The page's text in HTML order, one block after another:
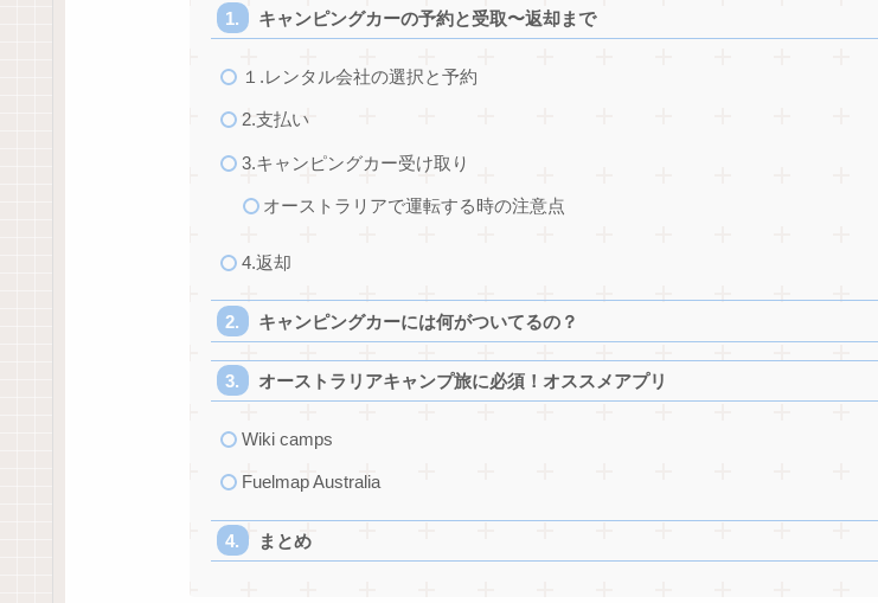
キャンピングカーの予約と受取〜返却まで
１.レンタル会社の選択と予約
2.支払い
3.キャンピングカー受け取り
オーストラリアで運転する時の注意点
4.返却
キャンピングカーには何がついてるの？
オーストラリアキャンプ旅に必須！オススメアプリ
Wiki camps
Fuelmap Australia
まとめ